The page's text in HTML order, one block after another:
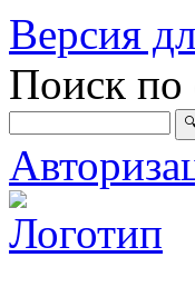
Версия
Поиск по